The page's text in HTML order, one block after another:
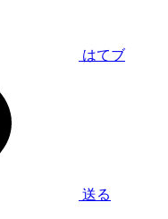
はてブ
送る